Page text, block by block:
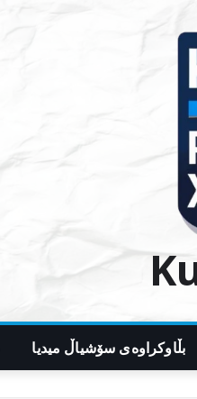
بڵاوکراوەی سۆشیاڵ میدیا